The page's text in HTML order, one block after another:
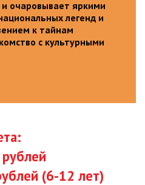
очаровывает яркими
легенд и
к тайнам
с культурными
(6-12 лет)